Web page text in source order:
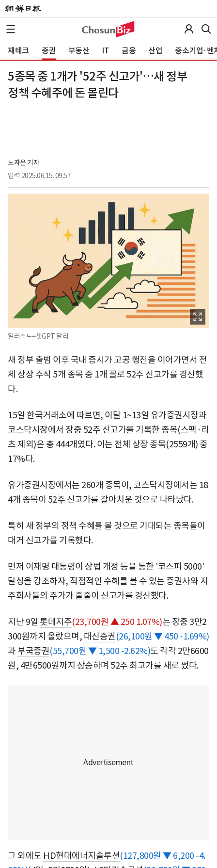
재테크 증권 부동산 IT 금융 산업 중소기업·벤
5종목 중 1개가 '52주 신고가'…새 정부
정책 수혜주에 돈 몰린다
노자운 기자
입력 2025.06.15. 09:57
일러스트=챗GPT 달리
새 정부 출범 이후 국내 증시가 고공 행진을 이어가면서 전
체 상장 주식 5개 종목 중 1개 꼴로 52주 신고가를 경신했
다.
15일 한국거래소에 따르면, 이달 1~13일 유가증권시장과
코스닥시장에서 장중 52주 신고가를 기록한 종목(스팩·리
츠 제외)은 총 444개였다. 이는 전체 상장 종목(2559개) 중
17%다.
유가증권시장에서는 260개 종목이, 코스닥시장에서는 18
4개 종목이 52주 신고가를 갈아치운 것으로 나타났다.
특히 새 정부의 정책 수혜를 볼 것으로 기대되는 종목들이
대거 신고가를 기록했다.
먼저 이재명 대통령이 상법 개정 등을 통한 '코스피 5000'
달성을 강조하자, 직접적인 수혜를 볼 수 있는 증권사와 지
주회사들의 주가가 줄줄이 신고가를 경신했다.
지난 9일 롯데지주(23,700원 ▲ 250 1.07%)는 장중 3만2
300원까지 올랐으며, 대신증권 (26,100원 ▼ 450 -1.69%)
과 부국증권(55,700원 ▼ 1,500 -2.62%)도 각각 2만6600
원, 4만6500원까지 상승하며 52주 최고가를 새로 썼다.
그 외에도 HD현대에너지솔루션(127,800원 ▼ 6,200 -4.